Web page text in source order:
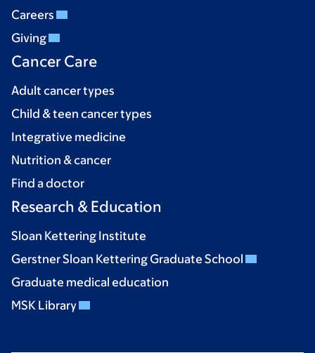
Careers
Giving
Cancer Care
Adult cancer types
Child & teen cancer types
Integrative medicine
Nutrition & cancer
Find a doctor
Research & Education
Sloan Kettering Institute
Gerstner Sloan Kettering Graduate School
Graduate medical education
MSK Library